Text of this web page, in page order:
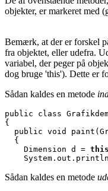
objekter, er markeret med
Bemærk, at der er forskel
fra objektet, eller udefra.
variabel, der peger på
dog bruge 'this'). Dette er
Sådan kaldes en metode
public class
{
public void
  {
    Dimension d =
Sådan kaldes en metode